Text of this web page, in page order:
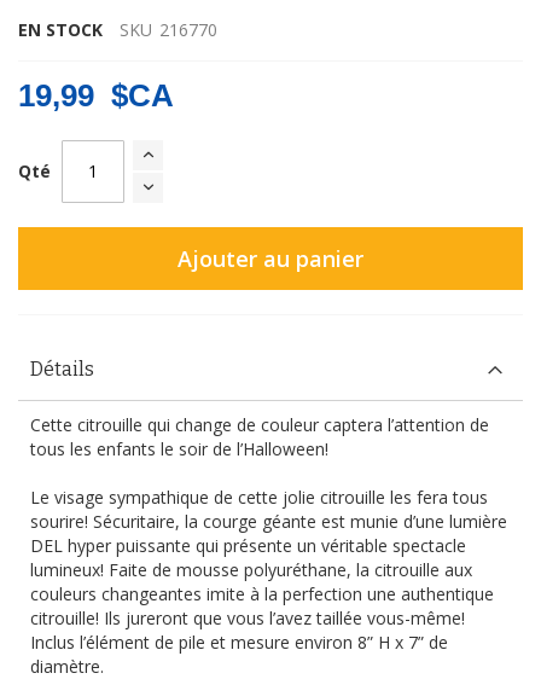
EN STOCK
SKU 216770
19,99 $CA
Qté
Ajouter au panier
Détails
Cette citrouille qui change de couleur captera l’attention de
tous les enfants le soir de l’Halloween!
Le visage sympathique de cette jolie citrouille les fera tous
sourire! Sécuritaire, la courge géante est munie d’une lumière
DEL hyper puissante qui présente un véritable spectacle
lumineux! Faite de mousse polyuréthane, la citrouille aux
couleurs changeantes imite à la perfection une authentique
citrouille! Ils jureront que vous l’avez taillée vous-même!
Inclus l’élément de pile et mesure environ 8” H x 7” de
diamètre.